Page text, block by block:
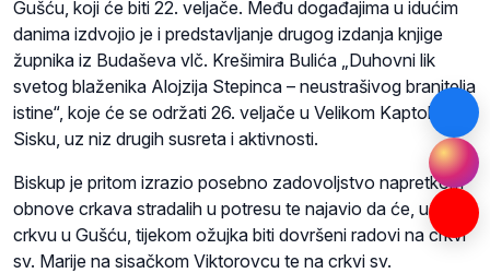
Gušću, koji će biti 22. veljače. Među događajima u idućim
danima izdvojio je i predstavljanje drugog izdanja knjige
župnika iz Budaševa vlč. Krešimira Bulića „Duhovni lik
svetog blaženika Alojzija Stepinca – neustrašivog branitelja
istine“, koje će se održati 26. veljače u Velikom Kaptolu u
Sisku, uz niz drugih susreta i aktivnosti.
Biskup je pritom izrazio posebno zadovoljstvo napretkom
obnove crkava stradalih u potresu te najavio da će, uz
crkvu u Gušću, tijekom ožujka biti dovršeni radovi na crkvi
sv. Marije na sisačkom Viktorovcu te na crkvi sv.